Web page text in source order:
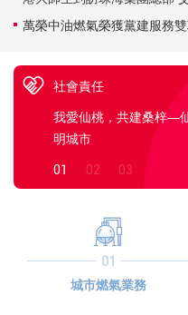
萬榮中油燃氣榮獲黨建服務
社會責任
我愛仙桃，共建桑梓—
明城市
01 02 03
01
城市燃氣業務